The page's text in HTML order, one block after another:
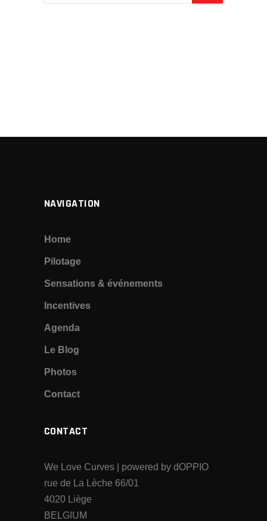
NAVIGATION
Home
Pilotage
Sensations & événements
Incentives
Agenda
Le Blog
Photos
Contact
CONTACT
We Love Curves | powered by dOPPIO
rue de La Lèche 66/01
4020 Liège
BELGIUM